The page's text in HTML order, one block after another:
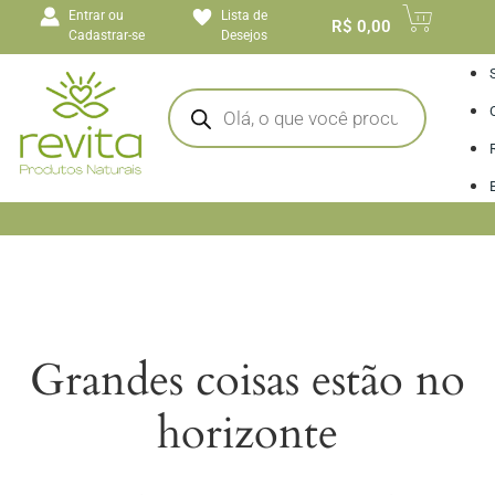
conteúdoEntrar ou
Cadastrar-se
Lista de
Desejos
R$ 0,00
Grandes coisas estão no
horizonte